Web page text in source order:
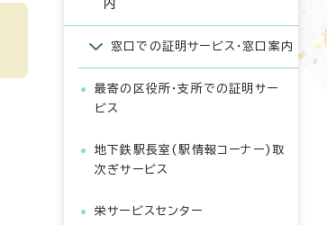
内
窓口での証明サービス・窓口案内
最寄の区役所・支所での証明サー
ビス
地下鉄駅長室(駅情報コーナー)取
次ぎサービス
栄サービスセンター